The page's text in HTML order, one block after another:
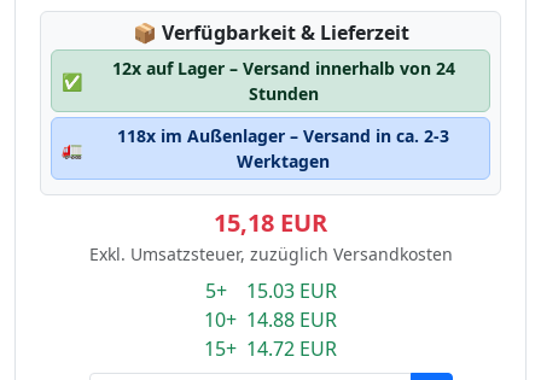
📦 Lagerstatus:
Verfügbarkeit & Lieferzeit
✅
12x auf Lager – Versand innerhalb von 24
Stunden
🚛
118x im Außenlager – Versand in ca. 2-3
Werktagen
15,18 EUR
Exkl. Umsatzsteuer, zuzüglich Versandkosten
5+ 15.03 EUR
10+ 14.88 EUR
15+ 14.72 EUR